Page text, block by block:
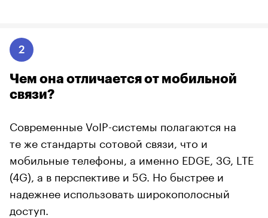
2
Чем она отличается от мобильной
связи?
Современные VoIP-системы полагаются на
те же стандарты сотовой связи, что и
мобильные телефоны, а именно EDGE, 3G, LTE
(4G), а в перспективе и 5G. Но быстрее и
надежнее использовать широкополосный
доступ.